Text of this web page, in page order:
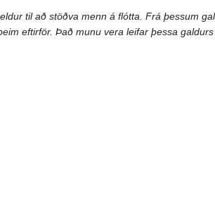
til að stöðva menn á flótta. Frá þessum
eftirför. Það munu vera leifar þessa